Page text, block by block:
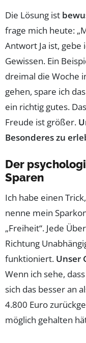
Die Lösung ist
frage mich heute:
Antwort Ja ist, gebe
Gewissen. Ein
dreimal die Woche
gehen, spare ich
ein richtig gutes.
Freude ist größer.
Besonderes zu
Der
Sparen
Ich habe einen
nenne mein
„Freiheit“. Jede
Richtung
funktioniert. Unser
Wenn ich sehe,
sich das besser an
4.800 Euro
möglich gehalten